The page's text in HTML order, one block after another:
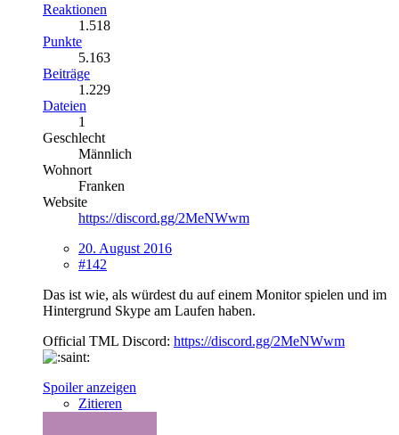
Reaktionen
1.518
Punkte
5.163
Beiträge
1.229
Dateien
1
Geschlecht
Männlich
Wohnort
Franken
Website
https://discord.gg/2MeNWwm
20. August 2016
#142
Das ist wie, als würdest du auf einem Monitor spielen und im
Hintergrund Skype am Laufen haben.
Official TML Discord: https://discord.gg/2MeNWwm
Spoiler anzeigen
Zitieren